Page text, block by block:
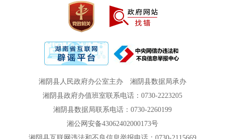
湘阴县人民政府办公室主办
湘阴县数据局承办
湘阴县政府办值班室联系电话：0730-2223205
湘阴县数据局联系电话：0730-2260199
湘公网安备43062402000173号